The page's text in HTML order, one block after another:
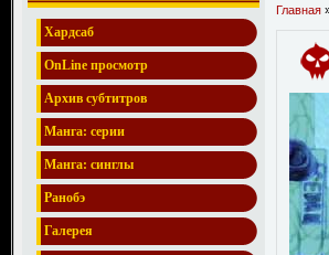
Хардсаб
OnLine просмотр
Архив субтитров
Манга: серии
Манга: синглы
Ранобэ
Галерея
Главная